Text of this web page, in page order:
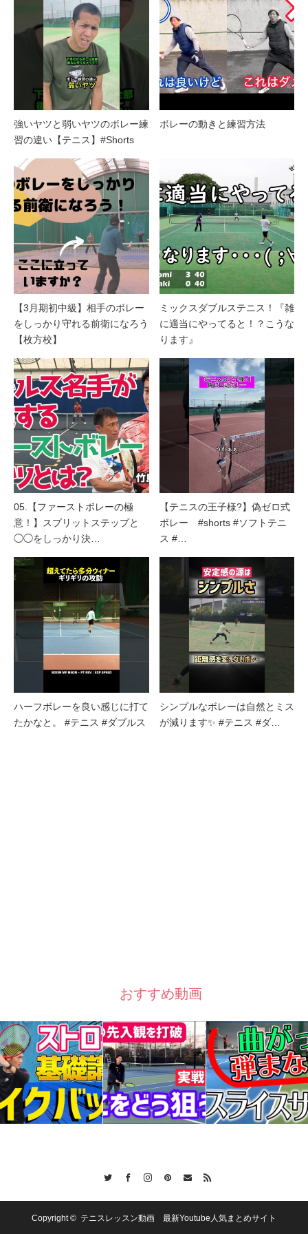
強いヤツと弱いヤツのボレー練
習の違い【テニス】#Shorts
ボレーの動きと練習方法
【3月期初中級】相手のボレー
をしっかり守れる前衛になろう
【枚方校】
ミックスダブルステニス！『雑
に適当にやってると！？こうな
ります』
05.【ファーストボレーの極
意！】スプリットステップと
◯◯をしっかり決…
【テニスの王子様?】偽ゼロ式
ボレー #shorts #ソフトテニ
ス #…
ハーフボレーを良い感じに打て
たかなと。 #テニス #ダブルス
シンプルなボレーは自然とミス
が減ります✨ #テニス #ダ…
おすすめ動画
Copyright © テニスレッスン動画 最新Youtube人気まとめサイト